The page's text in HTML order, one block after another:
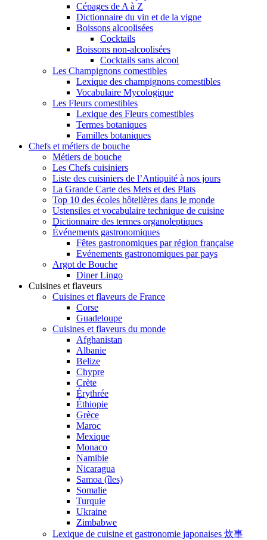
Cépages de A à Z
Dictionnaire du vin et de la vigne
Boissons alcoolisées
Cocktails
Boissons non-alcoolisées
Cocktails sans alcool
Les Champignons comestibles
Lexique des champignons comestibles
Vocabulaire Mycologique
Les Fleurs comestibles
Lexique des Fleurs comestibles
Termes botaniques
Familles botaniques
Chefs et métiers de bouche
Métiers de bouche
Les Chefs cuisiniers
Liste des cuisiniers de l’Antiquité à nos jours
La Grande Carte des Mets et des Plats
Top 10 des écoles hôtelières dans le monde
Ustensiles et vocabulaire technique de cuisine
Dictionnaire des termes organoleptiques
Événements gastronomiques
Fêtes gastronomiques par région française
Evénements gastronomiques par pays
Argot de Bouche
Diner Lingo
Cuisines et flaveurs
Cuisines et flaveurs de France
Corse
Guadeloupe
Cuisines et flaveurs du monde
Afghanistan
Albanie
Belize
Chypre
Crète
Érythrée
Éthiopie
Grèce
Maroc
Mexique
Monaco
Namibie
Nicaragua
Samoa (îles)
Somalie
Turquie
Ukraine
Zimbabwe
Lexique de cuisine et gastronomie japonaises 炊事